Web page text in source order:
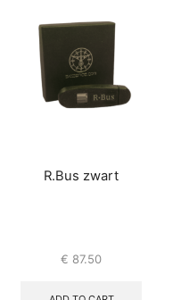
R.Bus zwart
€ 87.50